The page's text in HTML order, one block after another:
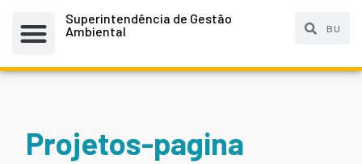
Superintendência de Gestão
Ambiental
Projetos-pagina